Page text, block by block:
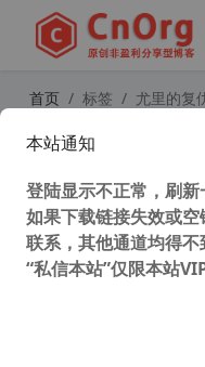
首页 标签 尤里的复
单
本站通知
登陆显示不正常，刷
如果下载链接失效或
联系，其他通道均得
“私信本站”仅限本站